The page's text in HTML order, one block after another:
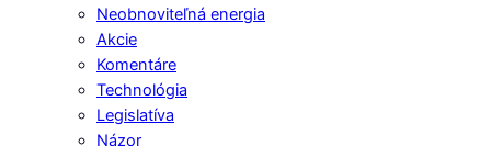
Neobnoviteľná energia
Akcie
Komentáre
Technológia
Legislatíva
Názor